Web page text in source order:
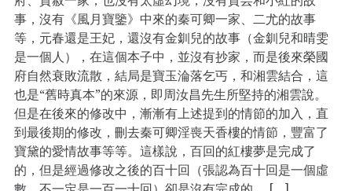
事，沒有《風月寶鑒》中來的秦可卿一家、二尤的故事
等，元春還是王妃，還沒有金釧兒的故事（金釧兒和晴雯
是一個人），在這個本子中，並沒有抄家，而是後來榮國
府自然衰敗流散，結局是寶玉淪落乞丐，和湘雲結合，這
也是“舊時真本”的來源，即周汝昌先生所堅持的湘雲說。
但是在後來的修改中，漸漸有上述提到的情節的加入，直
到最後期的修改，刪去秦可卿淫喪天香樓的情節，豐富了
寶黛的愛情故事等等。這樣說，百回的紅樓夢是完成了
的，但是經過修改之後的百十回（張認為百十回是一個虛